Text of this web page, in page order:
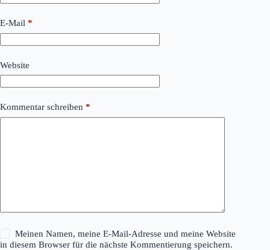
E-Mail *
Website
Kommentar schreiben *
Meinen Namen, meine E-Mail-Adresse und meine Website
in diesem Browser für die nächste Kommentierung speichern.